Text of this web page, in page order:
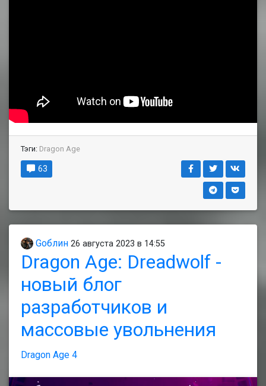
Тэги: Dragon Age
63
Gоблин 26 августа 2023 в 14:55
Dragon Age: Dreadwolf -
новый блог
разработчиков и
массовые увольнения
Dragon Age 4